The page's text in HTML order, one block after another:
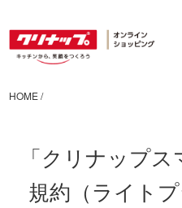
HOME/
「クリナップ
規約（ライト